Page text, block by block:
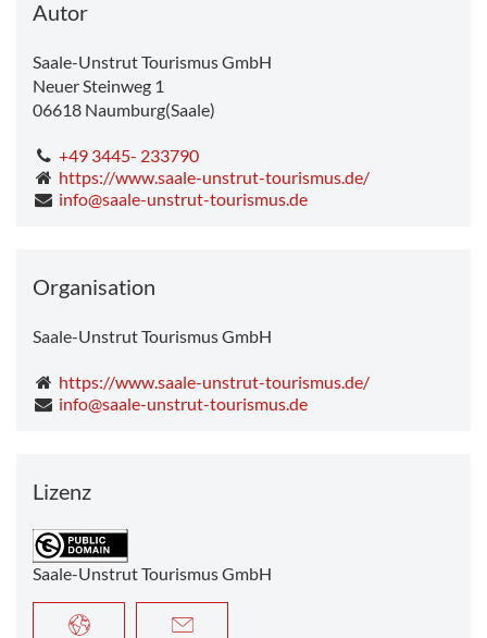
Autor
Saale-Unstrut Tourismus GmbH
Neuer Steinweg 1
06618 Naumburg(Saale)
+49 3445- 233790
https://www.saale-unstrut-tourismus.de/
info@saale-unstrut-tourismus.de
Organisation
Saale-Unstrut Tourismus GmbH
https://www.saale-unstrut-tourismus.de/
info@saale-unstrut-tourismus.de
Lizenz
Saale-Unstrut Tourismus GmbH